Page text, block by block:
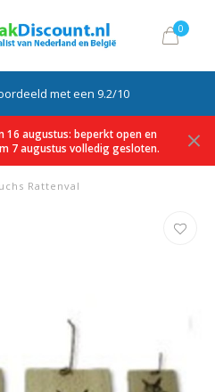
0
met een 9.2/10
16 augustus: beperkt open en
7 augustus volledig gesloten.
Rattenval